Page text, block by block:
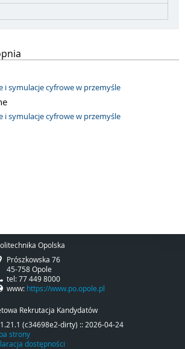
i symulacje cyfrowe w przemyśle
i symulacje cyfrowe w przemyśle
Opolska
Prószkowska 76
45-758 Opole
tel: 77 449 8000
www: https://www.po.opole.pl
Rekrutacja Kandydatów
1.21.1 (c34698e2-dirty) :: 2026-04-24
strony
dostępności